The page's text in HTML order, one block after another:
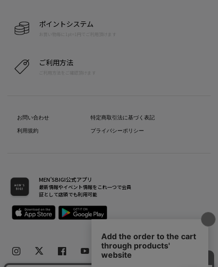
ポイントシステム
お買い物毎に1pt=1円でご利用頂けます
ご利用方法
ご利用方法をご確認頂けます
お問い合わせ
利用規約
特定商取引法に基づく表記
プライバシーポリシー
MEN’SBIGI公式アプリ
最新情報やイベント情報をこれ一つで会員
証として店頭でも利用可能